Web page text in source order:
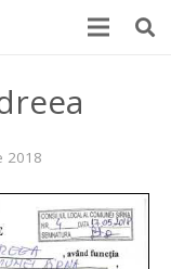
2018